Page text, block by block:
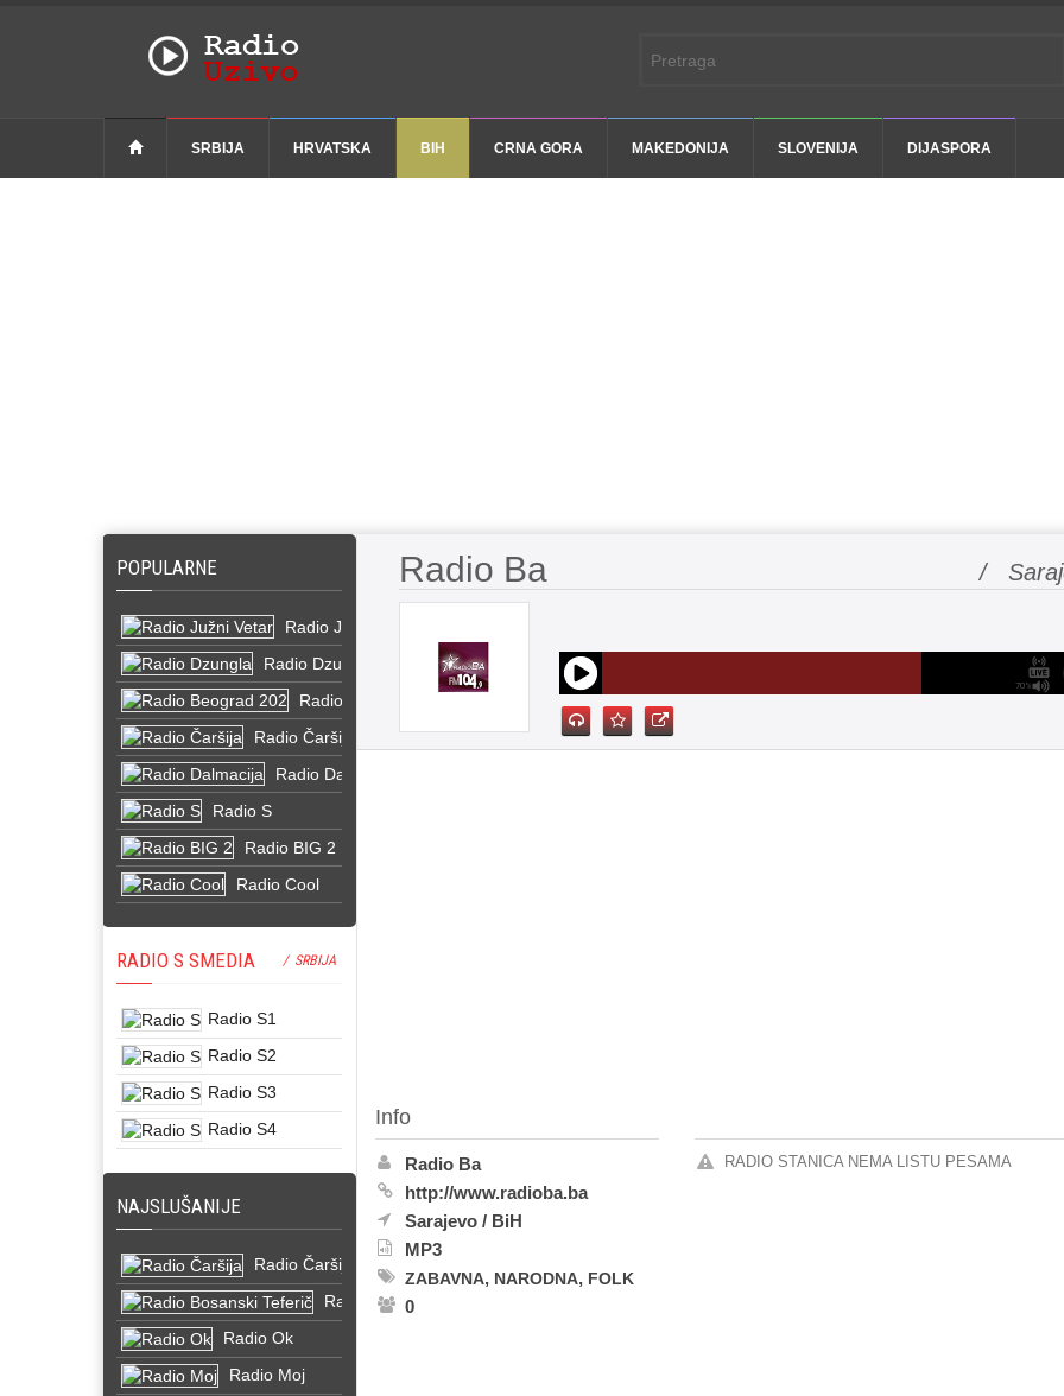
SRBIJA HRVATSKA BIH CRNA GORA MAKEDONIJA SLOVENIJA DIJASPORA
POPULARNE
Radio Južni Vetar
Radio Dzungla
Radio Beograd 202
Radio Čaršija
Radio Dalmacija
Radio S
Radio BIG 2
Radio Cool
RADIO S SMEDIA / SRBIJA
Radio S1
Radio S2
Radio S3
Radio S4
NAJSLUŠANIJE
Radio Čaršija
Radio Bosanski Teferič
Radio Ok
Radio Moj
Radio Ba /
70%
Info
Radio Ba
http://www.radioba.ba
Sarajevo / BiH
MP3
ZABAVNA, NARODNA, FOLK
0
RADIO STANICA NEMA LISTU PESAMA